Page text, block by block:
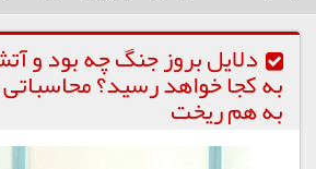
دلایل بروز جنگ چه بود و
به کجا خواهد رسید؟
به هم ریخت